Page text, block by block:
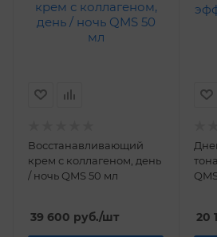
Восстанавливающий
крем с коллагеном, день
/ ночь QMS 50 мл
39 600 руб./шт 20